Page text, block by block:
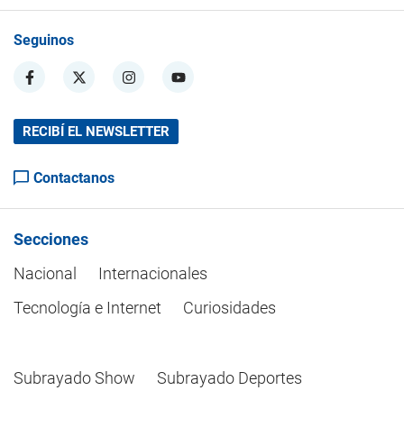
Seguinos
RECIBÍ EL NEWSLETTER
Contactanos
Secciones
Nacional
Internacionales
Tecnología e Internet
Curiosidades
Subrayado Show Subrayado Deportes